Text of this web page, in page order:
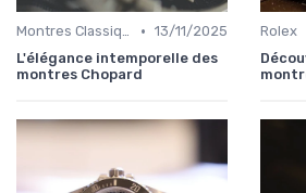
Montres Classiques • 13/11/2025
L'élégance intemporelle des
montres Chopard
Rolex